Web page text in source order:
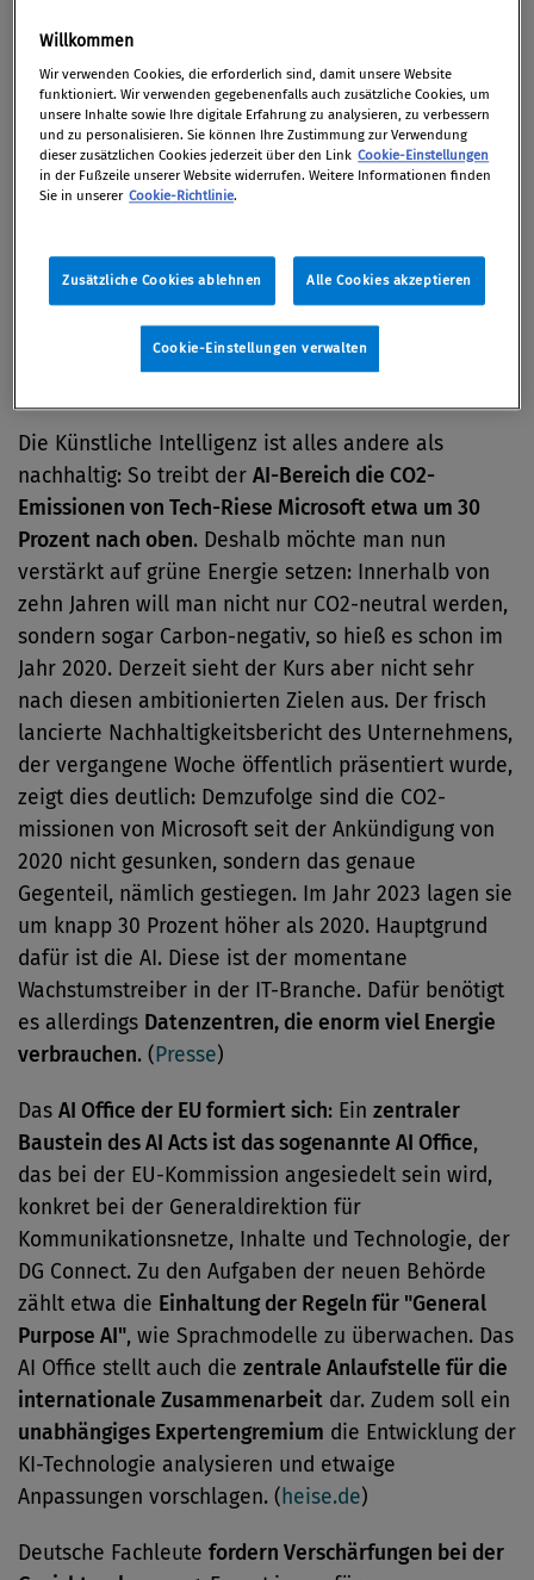
Gesundheitswesen eingesetzt werden, müssen
künftig strenge Anforderungen erfüllen. Bestimmte
KI-Anwendungen, die gegen EU-Werte verstoßen,
sollen ganz verboten werden, etwa die Bewertung
von sozialem Verhalten, das so genannte „Social
Scoring“, wie es in China der Fall ist. Auch eine
Bildungseinrichtungen soll es in der EU nicht geben.
Gesichtserkennungim öffentlichen Raum – also
zum Beispiel durch Videoüberwachung an
öffentlichen Plätzen – ist ebenfalls ein solcher Fall
Die Künstliche Intelligenz ist alles andere als
nachhaltig: So treibt der AI-Bereich die CO2-
Emissionen von Tech-Riese Microsoft etwa um 30
Prozent nach oben. Deshalb möchte man nun
verstärkt auf grüne Energie setzen: Innerhalb von
zehn Jahren will man nicht nur CO2-neutral werden,
sondern sogar Carbon-negativ, so hieß es schon im
Jahr 2020. Derzeit sieht der Kurs aber nicht sehr
nach diesen ambitionierten Zielen aus. Der frisch
lancierte Nachhaltigkeitsbericht des Unternehmens,
der vergangene Woche öffentlich präsentiert wurde,
zeigt dies deutlich: Demzufolge sind die CO2-
missionen von Microsoft seit der Ankündigung von
2020 nicht gesunken, sondern das genaue
Gegenteil, nämlich gestiegen. Im Jahr 2023 lagen sie
um knapp 30 Prozent höher als 2020. Hauptgrund
dafür ist die AI. Diese ist der momentane
Wachstumstreiber in der IT-Branche. Dafür benötigt
es allerdings Datenzentren, die enorm viel Energie
verbrauchen. ( Presse)
Das AI Office der EU formiert sich: Ein zentraler
Baustein des AI Acts ist das sogenannte AI Office,
das bei der EU-Kommission angesiedelt sein wird,
konkret bei der Generaldirektion für
Kommunikationsnetze, Inhalte und Technologie, der
DG Connect. Zu den Aufgaben der neuen Behörde
zählt etwa die Einhaltung der Regeln für "General
Purpose AI", wie Sprachmodelle zu überwachen. Das
AI Office stellt auch die zentrale Anlaufstelle für die
internationale Zusammenarbeit dar. Zudem soll ein
unabhängiges Expertengremium die Entwicklung der
KI-Technologie analysieren und etwaige
Anpassungen vorschlagen. ( heise.de)
Deutsche Fachleute fordern Verschärfungen bei der
Willkommen
Wir verwenden Cookies, die erforderlich sind, damit unsere Website
funktioniert. Wir verwenden gegebenenfalls auch zusätzliche Cookies, um
unsere Inhalte sowie Ihre digitale Erfahrung zu analysieren, zu verbessern
und zu personalisieren. Sie können Ihre Zustimmung zur Verwendung
dieser zusätzlichen Cookies jederzeit über den Link Cookie-Einstellungen
in der Fußzeile unserer Website widerrufen. Weitere Informationen finden
Sie in unserer Cookie-Richtlinie.
Zusätzliche Cookies ablehnen Alle Cookies akzeptieren
Cookie-Einstellungen verwalten